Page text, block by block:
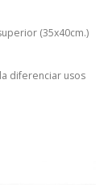
(35x40cm.)
diferenciar usos